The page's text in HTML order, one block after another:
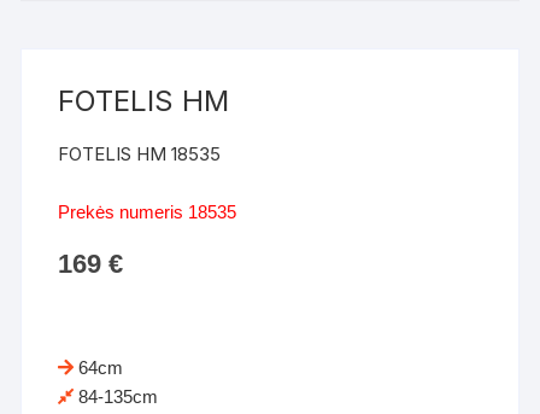
FOTELIS HM
FOTELIS HM 18535
Prekės numeris 18535
169€
64cm
84-135cm